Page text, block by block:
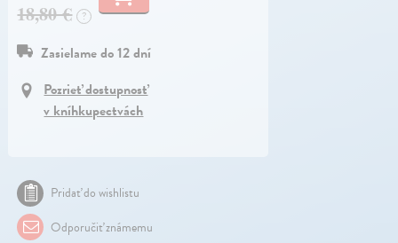
18,80 €
?
Zasielame do 12 dní
Pozrieť dostupnosť
v kníhkupectvách
Pridať do wishlistu
Odporučiť známemu